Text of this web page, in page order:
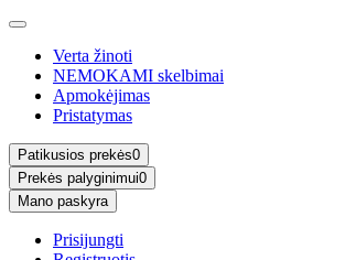
Verta žinoti
NEMOKAMI skelbimai
Apmokėjimas
Pristatymas
Patikusios prekės0
Prekės palyginimui0
Mano paskyra
Prisijungti